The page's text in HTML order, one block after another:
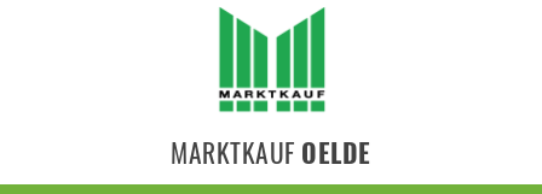
MARKTKAUF OELDE